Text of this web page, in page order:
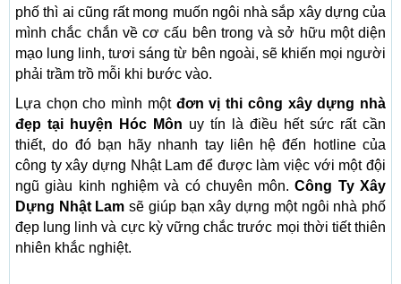
phố thì ai cũng rất mong muốn ngôi nhà sắp xây dựng của
mình chắc chắn về cơ cấu bên trong và sở hữu một diện
mạo lung linh, tươi sáng từ bên ngoài, sẽ khiến mọi người
phải trầm trồ mỗi khi bước vào.
Lựa chọn cho mình một đơn vị thi công xây dựng nhà
đẹp tại huyện Hóc Môn uy tín là điều hết sức rất cần
thiết, do đó bạn hãy nhanh tay liên hệ đến hotline của
công ty xây dựng Nhật Lam để được làm việc với một đội
ngũ giàu kinh nghiệm và có chuyên môn.Công Ty Xây
Dựng Nhật Lam sẽ giúp bạn xây dựng một ngôi nhà phố
đẹp lung linh và cực kỳ vững chắc trước mọi thời tiết thiên
nhiên khắc nghiệt.